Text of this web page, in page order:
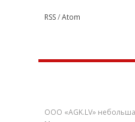
RSS/Atom
ООО «AGK.LV»